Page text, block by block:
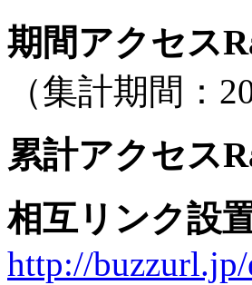
期間アクセス
（集計期間：
累計アクセス
相互リンク設
http://